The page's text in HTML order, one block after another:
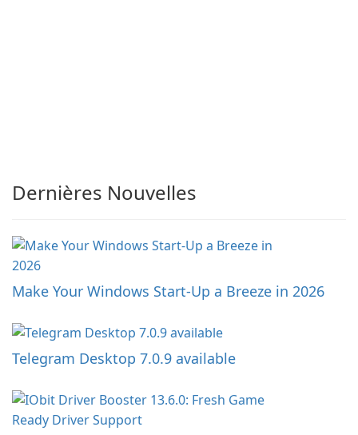
Dernières Nouvelles
Make Your Windows Start-Up a Breeze in 2026
Telegram Desktop 7.0.9 available